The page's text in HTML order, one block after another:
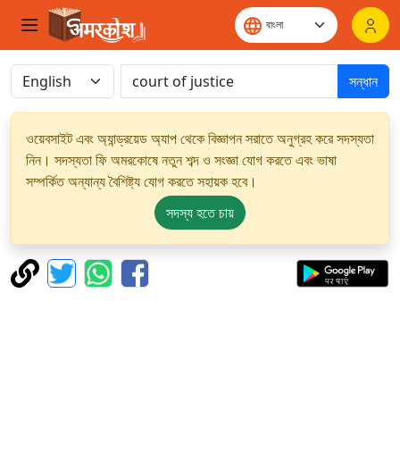
সন্ধান
ওয়েবসাইট এবং অ্যান্ড্রয়েড অ্যাপ থেকে বিজ্ঞাপন সরাতে অনুগ্রহ করে সদস্যতা
নিন। সদস্যতা ফি অমরকোষে নতুন শব্দ ও সংজ্ঞা যোগ করতে এবং ভাষা
সম্পর্কিত অন্যান্য বৈশিষ্ট্য যোগ করতে সহায়ক হবে।
সদস্য হতে চায়